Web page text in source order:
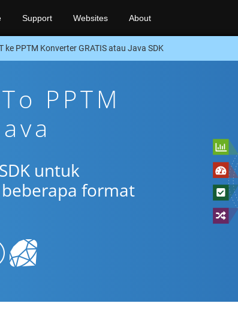
Support Websites About
ke PPTM Konverter GRATIS atau Java SDK
PPTM
untuk
beberapa format